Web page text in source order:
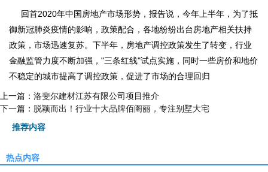
回首2020年中国房地产市场形势，报告说，今年上半年，为了抵
御新冠肺炎疫情的影响，政策配合，各地纷纷出台房地产相关扶持
政策，市场迅速复苏。下半年，房地产调控政策发生了转变，行业
金融监管力度不断加强，"三条红线"试点实施，同时一些房价和地价
不稳定的城市提高了调控政策，促进了市场的合理回归
上一篇： 洛斐尔建材江苏有限公司项目推介
下一篇： 脱颖而出！行业十大品牌佰阁丽，专注别墅大宅
推荐内容
热点内容